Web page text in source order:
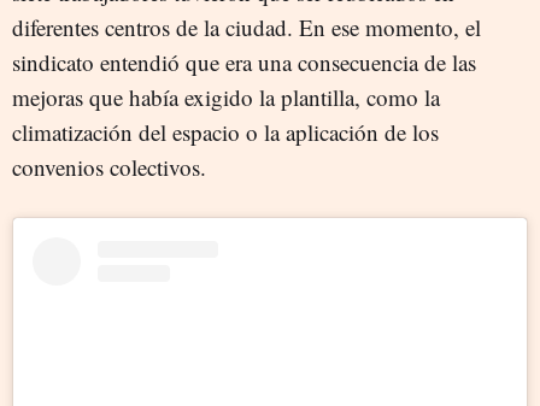
diferentes centros de la ciudad. En ese momento, el
sindicato entendió que era una consecuencia de las
mejoras que había exigido la plantilla, como la
climatización del espacio o la aplicación de los
convenios colectivos.